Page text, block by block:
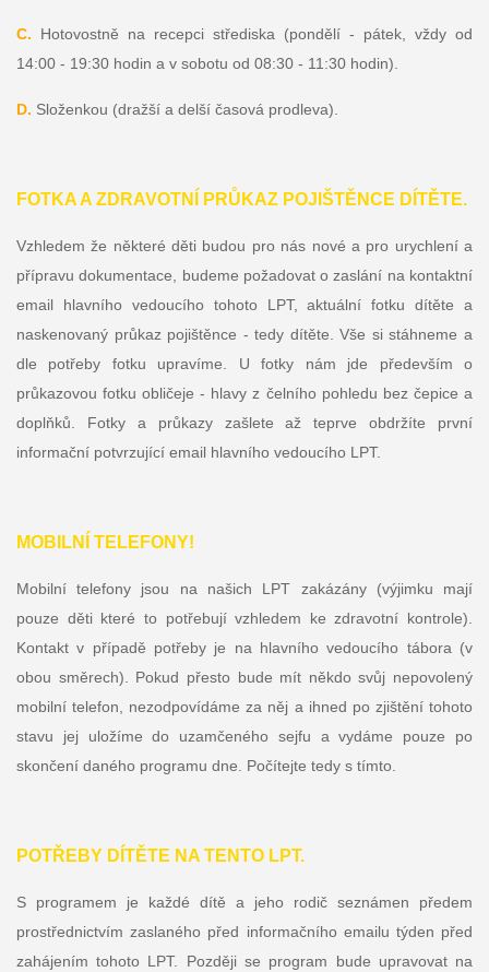
C. Hotovostně na recepci střediska (pondělí - pátek, vždy od
14:00 - 19:30 hodin a v sobotu od 08:30 - 11:30 hodin).
D. Složenkou (dražší a delší časová prodleva).
FOTKA A ZDRAVOTNÍ PRŮKAZ POJIŠTĚNCE DÍTĚTE.
Vzhledem že některé děti budou pro nás nové a pro urychlení a
přípravu dokumentace, budeme požadovat o zaslání na kontaktní
email hlavního vedoucího tohoto LPT, aktuální fotku dítěte a
naskenovaný průkaz pojištěnce - tedy dítěte. Vše si stáhneme a
dle potřeby fotku upravíme. U fotky nám jde především o
průkazovou fotku obličeje - hlavy z čelního pohledu bez čepice a
doplňků. Fotky a průkazy zašlete až teprve obdržíte první
informační potvrzující email hlavního vedoucího LPT.
MOBILNÍ TELEFONY!
Mobilní telefony jsou na našich LPT zakázány (výjimku mají
pouze děti které to potřebují vzhledem ke zdravotní kontrole).
Kontakt v případě potřeby je na hlavního vedoucího tábora (v
obou směrech). Pokud přesto bude mít někdo svůj nepovolený
mobilní telefon, nezodpovídáme za něj a ihned po zjištění tohoto
stavu jej uložíme do uzamčeného sejfu a vydáme pouze po
skončení daného programu dne. Počítejte tedy s tímto.
POTŘEBY DÍTĚTE NA TENTO LPT.
S programem je každé dítě a jeho rodič seznámen předem
prostřednictvím zaslaného před informačního emailu týden před
zahájením tohoto LPT. Později se program bude upravovat na